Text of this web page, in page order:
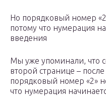
Но порядковый номер
потому что нумерация
введения
Мы уже упоминали, что
второй странице –
порядковый номер «2»
что нумерация